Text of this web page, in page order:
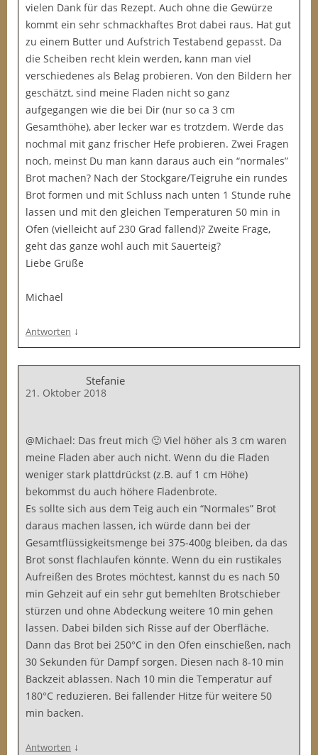
vielen Dank für das Rezept. Auch ohne die Gewürze
kommt ein sehr schmackhaftes Brot dabei raus. Hat gut
zu einem Butter und Aufstrich Testabend gepasst. Da
die Scheiben recht klein werden, kann man viel
verschiedenes als Belag probieren. Von den Bildern her
geschätzt, sind meine Fladen nicht so ganz
aufgegangen wie die bei Dir (nur so ca 3 cm
Gesamthöhe), aber lecker war es trotzdem. Werde das
nochmal mit ganz frischer Hefe probieren. Zwei Fragen
noch, meinst Du man kann daraus auch ein “normales”
Brot machen? Nach der Stockgare/Teigruhe ein rundes
Brot formen und mit Schluss nach unten 1 Stunde ruhe
lassen und mit den gleichen Temperaturen 50 min in
Ofen (vielleicht auf 230 Grad fallend)? Zweite Frage,
geht das ganze wohl auch mit Sauerteig?
Liebe Grüße
Michael
Antworten ↓
Stefanie
21. Oktober 2018
@Michael: Das freut mich 🙂 Viel höher als 3 cm waren
meine Fladen aber auch nicht. Wenn du die Fladen
weniger stark plattdrückst (z.B. auf 1 cm Höhe)
bekommst du auch höhere Fladenbrote.
Es sollte sich aus dem Teig auch ein “Normales” Brot
daraus machen lassen, ich würde dann bei der
Gesamtflüssigkeitsmenge bei 375-400g bleiben, da das
Brot sonst flachlaufen könnte. Wenn du ein rustikales
Aufreißen des Brotes möchtest, kannst du es nach 50
min Gehzeit auf ein sehr gut bemehlten Brotschieber
stürzen und ohne Abdeckung weitere 10 min gehen
lassen. Dabei bilden sich Risse auf der Oberfläche.
Dann das Brot bei 250°C in den Ofen einschießen, nach
30 Sekunden für Dampf sorgen. Diesen nach 8-10 min
Backzeit ablassen. Nach 10 min die Temperatur auf
180°C reduzieren. Bei fallender Hitze für weitere 50
min backen.
Antworten ↓